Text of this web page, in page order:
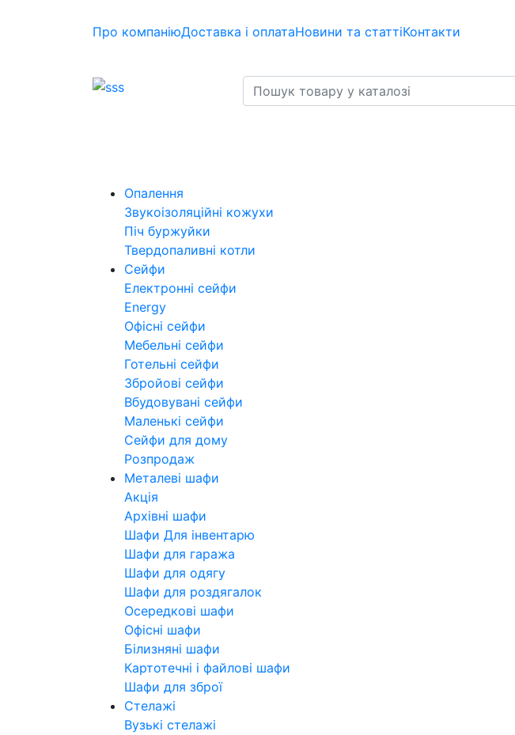
Про компаніюДоставка і оплатаНовини та статтіКонтакти
Опалення
Звукоізоляційні кожухи
Піч буржуйки
Твердопаливні котли
Сейфи
Електронні сейфи
Energy
Офісні сейфи
Мебельні сейфи
Готельні сейфи
Збройові сейфи
Вбудовувані сейфи
Маленькі сейфи
Сейфи для дому
Розпродаж
Металеві шафи
Акція
Архівні шафи
Шафи Для інвентарю
Шафи для гаража
Шафи для одягу
Шафи для роздягалок
Осередкові шафи
Офісні шафи
Білизняні шафи
Картотечні і файлові шафи
Шафи для зброї
Стелажі
Вузькі стелажі